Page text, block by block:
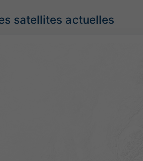
satellites actuelles